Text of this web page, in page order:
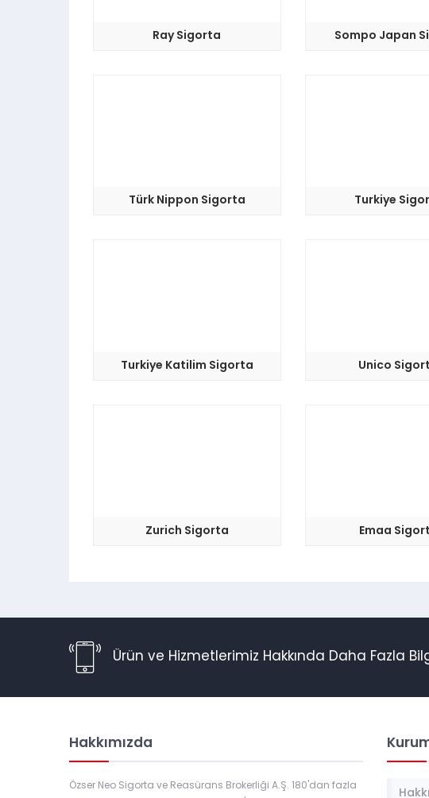
Ray Sigorta Sompo Japan
Türk Nippon Sigorta Turkiye
Turkiye Katilim Sigorta Unico
Zurich Sigorta Emaa
Ürün ve Hizmetlerimiz Hakkında Daha Fazla
Hakkımızda
Özser Neo Sigorta ve Reasürans Brokerliği A.Ş. 180'dan fazla